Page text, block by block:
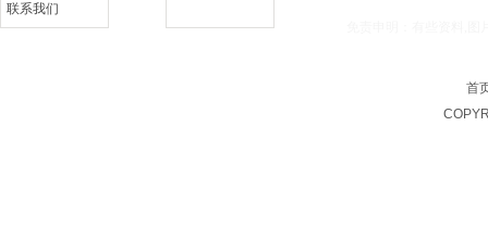
联系我们
首